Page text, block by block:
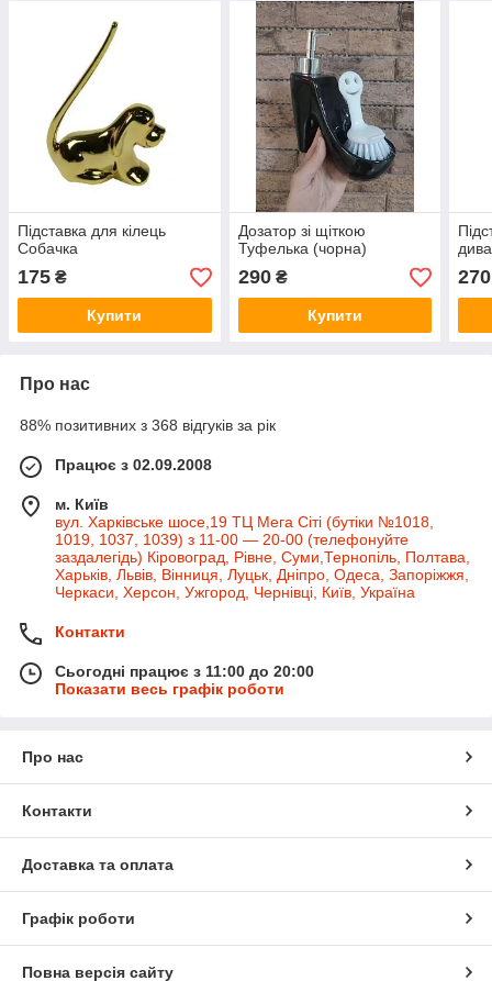
Підставка для кілець
Собачка
175 ₴
Купити
Дозатор зі щіткою
Туфелька (чорна)
290₴
Купити
270
Про нас
88% позитивних з 368 відгуків за рік
Працює з 02.09.2008
м. Київ
вул. Харківське шосе,19 ТЦ Мега Сіті (бутіки №1018,
1019, 1037, 1039) з 11-00 — 20-00 (телефонуйте
заздалегідь) Кіровоград, Рівне, Суми,Тернопіль, Полтава,
Харьків, Львів, Вінниця, Луцьк, Дніпро, Одеса, Запоріжжя,
Черкаси, Херсон, Ужгород, Чернівці, Київ, Україна
Контакти
Сьогодні працює з 11:00 до 20:00
Показати весь графік роботи
Про нас
Контакти
Доставка та оплата
Графік роботи
Повна версія сайту